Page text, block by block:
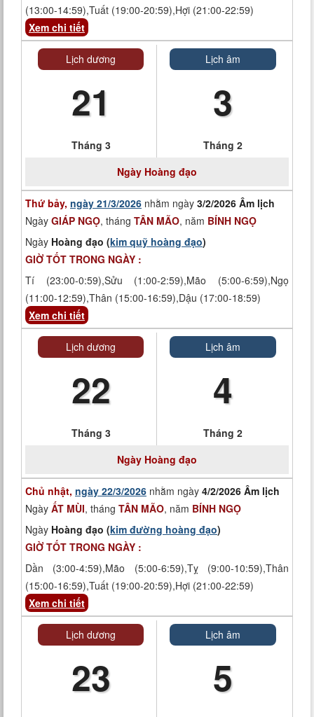
(13:00-14:59),Tuất (19:00-20:59),Hợi (21:00-22:59)
Xem chi tiết
Lịch dương
21
Tháng 3
Lịch âm
3
Tháng 2
Ngày Hoàng đạo
Thứ bảy, ngày 21/3/2026 nhằm ngày 3/2/2026 Âm lịch
Ngày GIÁP NGỌ, tháng TÂN MÃO, năm BÍNH NGỌ
Ngày Hoàng đạo (kim quỹ hoàng đạo)
GIỜ TỐT TRONG NGÀY :
Tí (23:00-0:59),Sửu (1:00-2:59),Mão (5:00-6:59),Ngọ
(11:00-12:59),Thân (15:00-16:59),Dậu (17:00-18:59)
Xem chi tiết
Lịch dương
22
Tháng 3
Lịch âm
4
Tháng 2
Ngày Hoàng đạo
Chủ nhật, ngày 22/3/2026 nhằm ngày 4/2/2026 Âm lịch
Ngày ẤT MÙI, tháng TÂN MÃO, năm BÍNH NGỌ
Ngày Hoàng đạo (kim đường hoàng đạo)
GIỜ TỐT TRONG NGÀY :
Dần (3:00-4:59),Mão (5:00-6:59),Tỵ (9:00-10:59),Thân
(15:00-16:59),Tuất (19:00-20:59),Hợi (21:00-22:59)
Xem chi tiết
Lịch dương
23
Lịch âm
5